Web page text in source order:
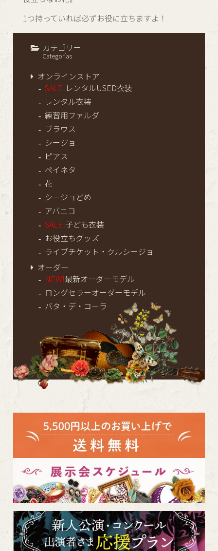
カテゴリー
Categorías
オンラインストア
SALE! レンタルUSED衣装
レンタル衣装
練習用ファルダ
ブラウス
シージョ
ピアス
ペイネタ
花
シージョどめ
アバニコ
SALE!子ども衣装
お役立ちグッズ
ライブチケット・クルシージョ
オーダー
NEW!最新オーダーモデル
ロングセラーオーダーモデル
バタ・デ・コーラ
1つ持っていれば必ずお役に立ちますよ！